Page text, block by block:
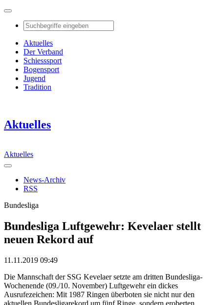
Aktuelles
Der Verband
Schiesssport
Bogensport
Jugend
Tradition
Aktuelles
Aktuelles
News-Archiv
RSS
Bundesliga
Bundesliga Luftgewehr: Kevelaer stellt
neuen Rekord auf
11.11.2019 09:49
Die Mannschaft der SSG Kevelaer setzte am dritten Bundesliga-
Wochenende (09./10. November) Luftgewehr ein dickes
Ausrufezeichen: Mit 1987 Ringen überboten sie nicht nur den
aktuellen Bundesligarekord um fünf Ringe, sondern eroberten